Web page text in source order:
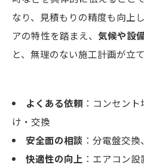
なり、見積もりの精度も向上
アの特性を踏まえ、 気候や設
と、無理のない施工計画が立
よくある依頼：コンセント
け・交換
安全面の相談 ：分電盤交
快適性の向上 ：エアコン